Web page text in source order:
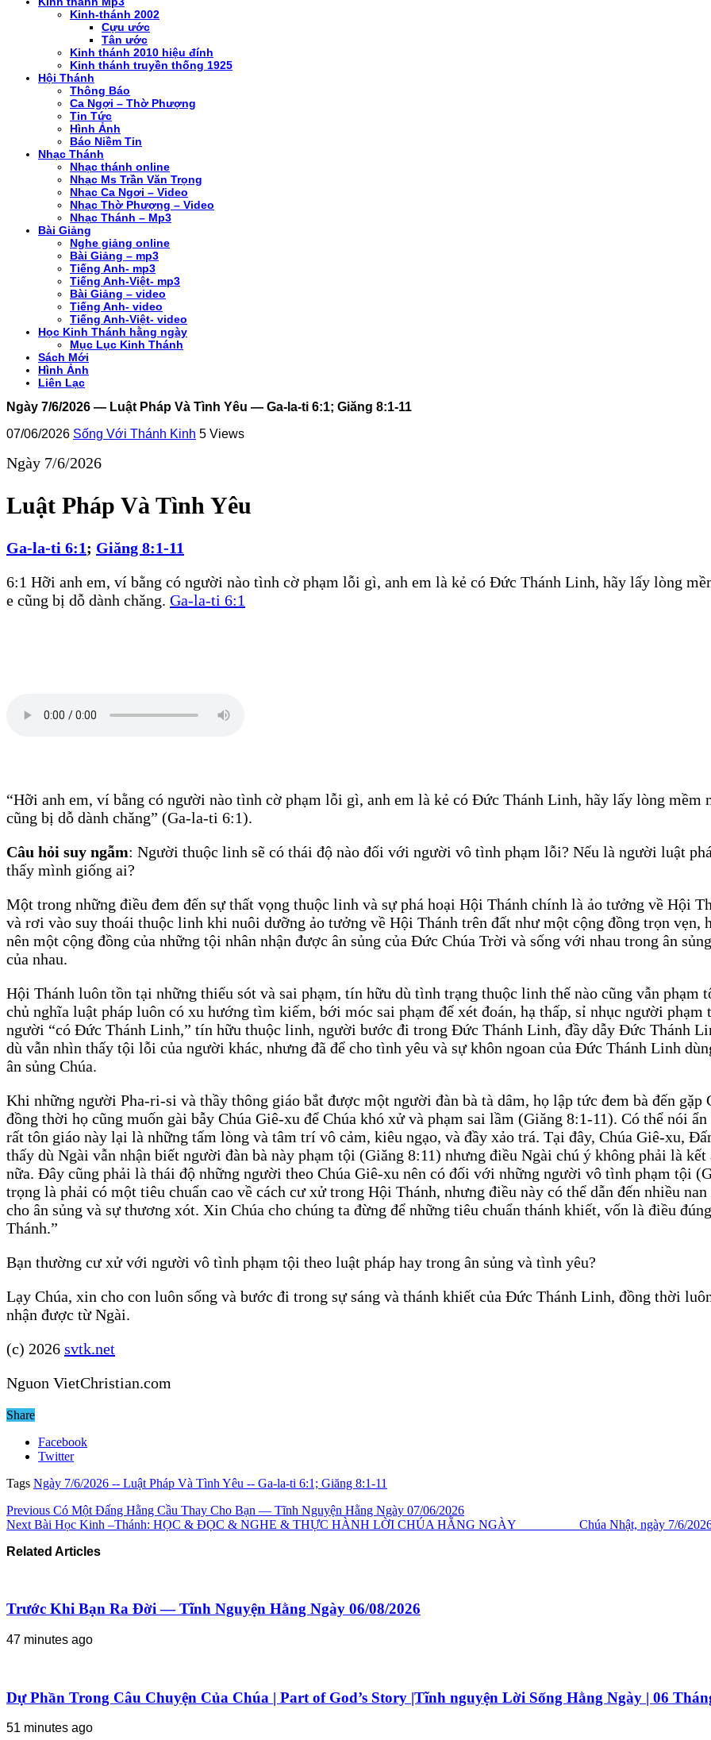
Kinh-thánh 2002
Cựu ước
Tân ước
Kinh thánh 2010 hiệu đính
Kinh thánh truyền thống 1925
Hội Thánh
Thông Báo
Ca Ngợi – Thờ Phượng
Tin Tức
Hình Ảnh
Báo Niềm Tin
Nhạc Thánh
Nhạc thánh online
Nhạc Ms Trần Văn Trọng
Nhạc Ca Ngơi – Video
Nhạc Thờ Phượng – Video
Nhạc Thánh – Mp3
Bài Giảng
Nghe giảng online
Bài Giảng – mp3
Tiếng Anh- mp3
Tiếng Anh-Việt- mp3
Bài Giảng – video
Tiếng Anh- video
Tiếng Anh-Việt- video
Học Kinh Thánh hằng ngày
Mục Lục Kinh Thánh
Sách Mới
Hình Ảnh
Liên Lạc
Ngày 7/6/2026 — Luật Pháp Và Tình Yêu — Ga-la-ti 6:1; Giăng 8:1-11
07/06/2026 Sống Với Thánh Kinh 5 Views
Ngày 7/6/2026
Luật Pháp Và Tình Yêu
Ga-la-ti 6:1; Giăng 8:1-11
6:1 Hỡi anh em, ví bằng có người nào tình cờ phạm lỗi gì, anh em là kẻ có Đức Thánh Linh, hãy lấy lòng
e cũng bị dỗ dành chăng. Ga-la-ti 6:1
“Hỡi anh em, ví bằng có người nào tình cờ phạm lỗi gì, anh em là kẻ có Đức Thánh Linh, hãy lấy lòng
cũng bị dỗ dành chăng” (Ga-la-ti 6:1).
Câu hỏi suy ngẫm: Người thuộc linh sẽ có thái độ nào đối với người vô tình phạm lỗi? Nếu là người luật
thấy mình giống ai?
Một trong những điều đem đến sự thất vọng thuộc linh và sự phá hoại Hội Thánh chính là ảo tưởng về Hội
và rơi vào suy thoái thuộc linh khi nuôi dưỡng ảo tưởng về Hội Thánh trên đất như một cộng đồng trọn vẹn,
nên một cộng đồng của những tội nhân nhận được ân sủng của Đức Chúa Trời và sống với nhau trong ân
của nhau.
Hội Thánh luôn tồn tại những thiếu sót và sai phạm, tín hữu dù tình trạng thuộc linh thế nào cũng vẫn
chủ nghĩa luật pháp luôn có xu hướng tìm kiếm, bới móc sai phạm để xét đoán, hạ thấp, sỉ nhục người
người “có Đức Thánh Linh,” tín hữu thuộc linh, người bước đi trong Đức Thánh Linh, đầy dẫy Đức Thánh
dù vẫn nhìn thấy tội lỗi của người khác, nhưng đã để cho tình yêu và sự khôn ngoan của Đức Thánh Linh
ân sủng Chúa.
Khi những người Pha-ri-si và thầy thông giáo bắt được một người đàn bà tà dâm, họ lập tức đem bà đến gặp
đồng thời họ cũng muốn gài bẫy Chúa Giê-xu để Chúa khó xử và phạm sai lầm (Giăng 8:1-11). Có thể nói
rất tôn giáo này lại là những tấm lòng và tâm trí vô cảm, kiêu ngạo, và đầy xảo trá. Tại đây, Chúa Giê-xu,
thấy dù Ngài vẫn nhận biết người đàn bà này phạm tội (Giăng 8:11) nhưng điều Ngài chú ý không phải là
nữa. Đây cũng phải là thái độ những người theo Chúa Giê-xu nên có đối với những người vô tình phạm tội
trọng là phải có một tiêu chuẩn cao về cách cư xử trong Hội Thánh, nhưng điều này có thể dẫn đến nhiều
cho ân sủng và sự thương xót. Xin Chúa cho chúng ta đừng để những tiêu chuẩn thánh khiết, vốn là điều
Thánh.”
Bạn thường cư xử với người vô tình phạm tội theo luật pháp hay trong ân sủng và tình yêu?
Lạy Chúa, xin cho con luôn sống và bước đi trong sự sáng và thánh khiết của Đức Thánh Linh, đồng thời
nhận được từ Ngài.
(c) 2026 svtk.net
Nguon VietChristian.com
Share
Facebook
Twitter
Tags Ngày 7/6/2026 -- Luật Pháp Và Tình Yêu -- Ga-la-ti 6:1; Giăng 8:1-11
Previous Có Một Đấng Hằng Cầu Thay Cho Bạn — Tĩnh Nguyện Hằng Ngày 07/06/2026
Next Bài Học Kinh –Thánh: HỌC & ĐỌC & NGHE & THỰC HÀNH LỜI CHÚA HẰNG NGÀY Chúa Nhật, ngày 7/6/
Related Articles
Trước Khi Bạn Ra Đời — Tĩnh Nguyện Hằng Ngày 06/08/2026
47 minutes ago
Dự Phần Trong Câu Chuyện Của Chúa | Part of God’s Story |Tĩnh nguyện Lời Sống Hằng Ngày | 06
51 minutes ago